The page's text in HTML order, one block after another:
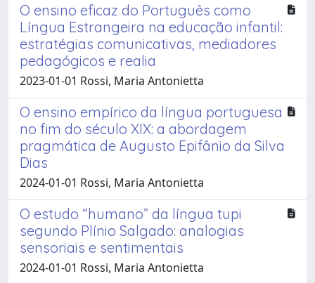
O ensino eficaz do Português como
Língua Estrangeira na educação infantil:
estratégias comunicativas, mediadores
pedagógicos e realia
2023-01-01 Rossi, Maria Antonietta
O ensino empírico da língua portuguesa
no fim do século XIX: a abordagem
pragmática de Augusto Epifânio da Silva
Dias
2024-01-01 Rossi, Maria Antonietta
O estudo “humano” da língua tupi
segundo Plínio Salgado: analogias
sensoriais e sentimentais
2024-01-01 Rossi, Maria Antonietta